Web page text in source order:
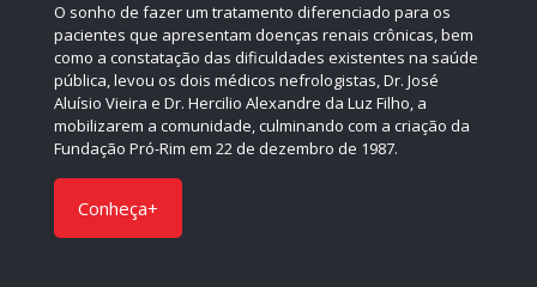
O sonho de fazer um tratamento diferenciado para os
pacientes que apresentam doenças renais crônicas, bem
como a constatação das dificuldades existentes na saúde
pública, levou os dois médicos nefrologistas, Dr. José
Aluísio Vieira e Dr. Hercilio Alexandre da Luz Filho, a
mobilizarem a comunidade, culminando com a criação da
Fundação Pró-Rim em 22 de dezembro de 1987.
Conheça+